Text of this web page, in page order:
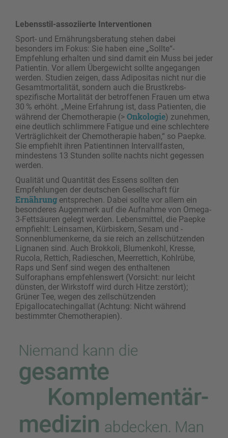
Lebensstil-assoziierte Interventionen
Sport- und Ernährungsberatung stehen dabei
besonders im Fokus: Sie haben eine „Sollte“-
Empfehlung erhalten und sind damit ein Muss bei jeder
Patientin. Vor allem Übergewicht sollte angegangen
werden. Studien zeigen, dass Adipositas nicht nur die
Gesamtmortalität, sondern auch die Brustkrebs-
spezifische Mortalität der betroffenen Frauen um etwa
30 % erhöht. „Meine Erfahrung ist, dass Patienten, die
während der Chemotherapie (> Onkologie) zunehmen,
eine deutlich schlimmere Fatigue und eine schlechtere
Verträglichkeit der Chemotherapie haben,“ so Paepke.
Sie empfiehlt ihren Patientinnen Intervallfasten,
mindestens 13 Stunden sollte nachts nicht gegessen
werden.
Qualität und Quantität des Essens sollten den
Empfehlungen der deutschen Gesellschaft für
Ernährung entsprechen. Dabei sollte vor allem ein
besonderes Augenmerk auf die Aufnahme von Omega-
3-Fettsäuren gelegt werden. Lebensmittel, die Paepke
empfiehlt: Leinsamen, Kürbiskern, Sesam und ­
Sonnenblumenkerne, da sie reich an zellschützenden
Lignanen sind. Auch Brokkoli, Blumenkohl, Kresse,
Rucola, Rettich, Radieschen, Meerrettich, Kohlrübe,
Raps und Senf sind wegen des enthaltenen
Sulforaphans empfehlenswert (Vorsicht: nur leicht
dünsten, der Wirkstoff wird durch Hitze ­zerstört);
Grüner Tee, wegen des zellschützenden
Epigallocatechingallat (Achtung: Nicht während
bestimmter Chemotherapien).